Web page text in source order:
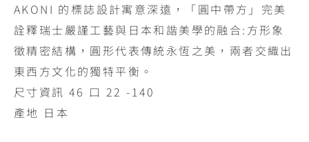
AKONI 的標誌設計寓意深遠，「圓中帶方」完美
詮釋瑞士嚴謹工藝與日本和諧美學的融合:方形象
徵精密結構，圓形代表傳統永恆之美，兩者交織出
東西方文化的獨特平衡。
尺寸資訊 46 口 22 -140
產地 日本